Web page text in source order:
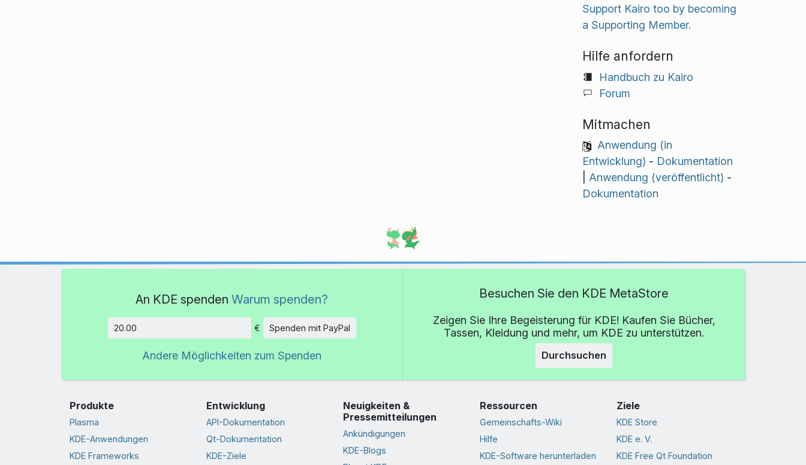
Support Kairo too by becoming
a Supporting Member.
Hilfe anfordern
Handbuch zu Kairo
Forum
Mitmachen
Anwendung (in
Entwicklung) - Dokumentation
Anwendung (veröffentlicht) -
Dokumentation
An KDE spenden Warum spenden?
Betrag
€ Spenden mit PayPal
Andere Möglichkeiten zum Spenden
Besuchen Sie den KDE MetaStore
Zeigen Sie Ihre Begeisterung für KDE! Kaufen Sie Bücher,
Tassen, Kleidung und mehr, um KDE zu unterstützen.
Durchsuchen
Produkte
Plasma
KDE-Anwendungen
KDE Frameworks
Entwicklung
API-Dokumentation
Qt-Dokumentation
KDE-Ziele
Neuigkeiten &
Pressemitteilungen
Ankündigungen
KDE-Blogs
Ressourcen
Gemeinschafts-Wiki
Hilfe
KDE-Software herunterladen
Ziele
KDE Store
KDE e. V.
KDE Free Qt Foundation